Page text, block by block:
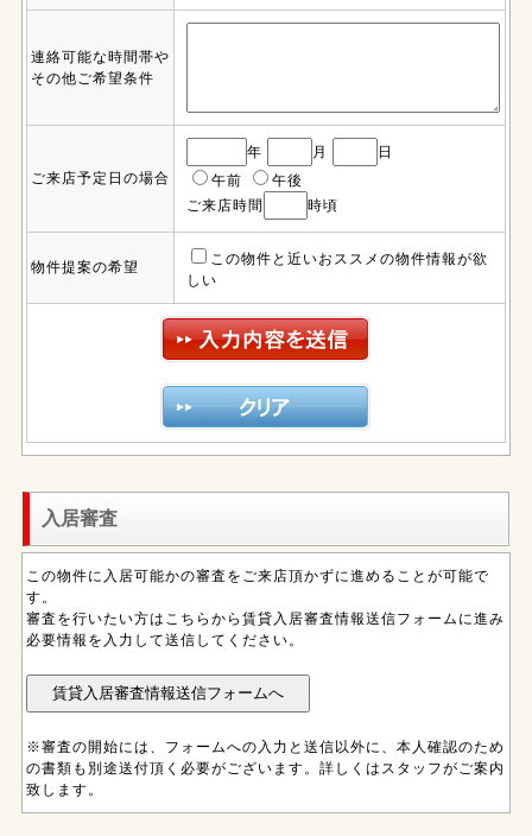
連絡可能な時間帯や
その他ご希望条件
ご来店予定日の場合
年 月
日
午前
午後
ご来店時間
時頃
物件提案の希望
この物件と近いおススメの物件情報が欲
しい
入居審査
この物件に入居可能かの審査をご来店頂かずに進めることが可能で
す。
審査を行いたい方はこちらから賃貸入居審査情報送信フォームに進み
必要情報を入力して送信してください。
※審査の開始には、フォームへの入力と送信以外に、本人確認のため
の書類も別途送付頂く必要がございます。詳しくはスタッフがご案内
致します。